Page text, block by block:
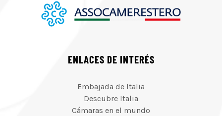
ENLACES DE INTERÉS
Embajada de Italia
Descubre Italia
Cámaras en el mundo